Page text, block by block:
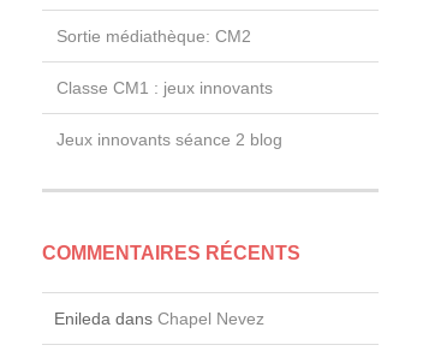
Sortie médiathèque: CM2
Classe CM1 : jeux innovants
Jeux innovants séance 2 blog
COMMENTAIRES RÉCENTS
Enileda dans Chapel Nevez